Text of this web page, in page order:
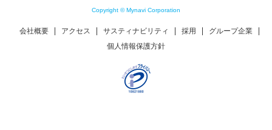
Copyright © Mynavi Corporation
会社概要 アクセス サスティナビリティ 採用
グループ企業
個人情報保護方針